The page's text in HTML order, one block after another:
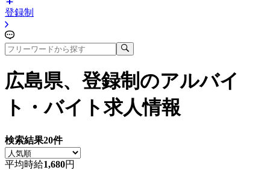
登録制
広島県、登録制 のアルバイ
ト・バイト求人情報
検索結果20件
平均時給1,680円